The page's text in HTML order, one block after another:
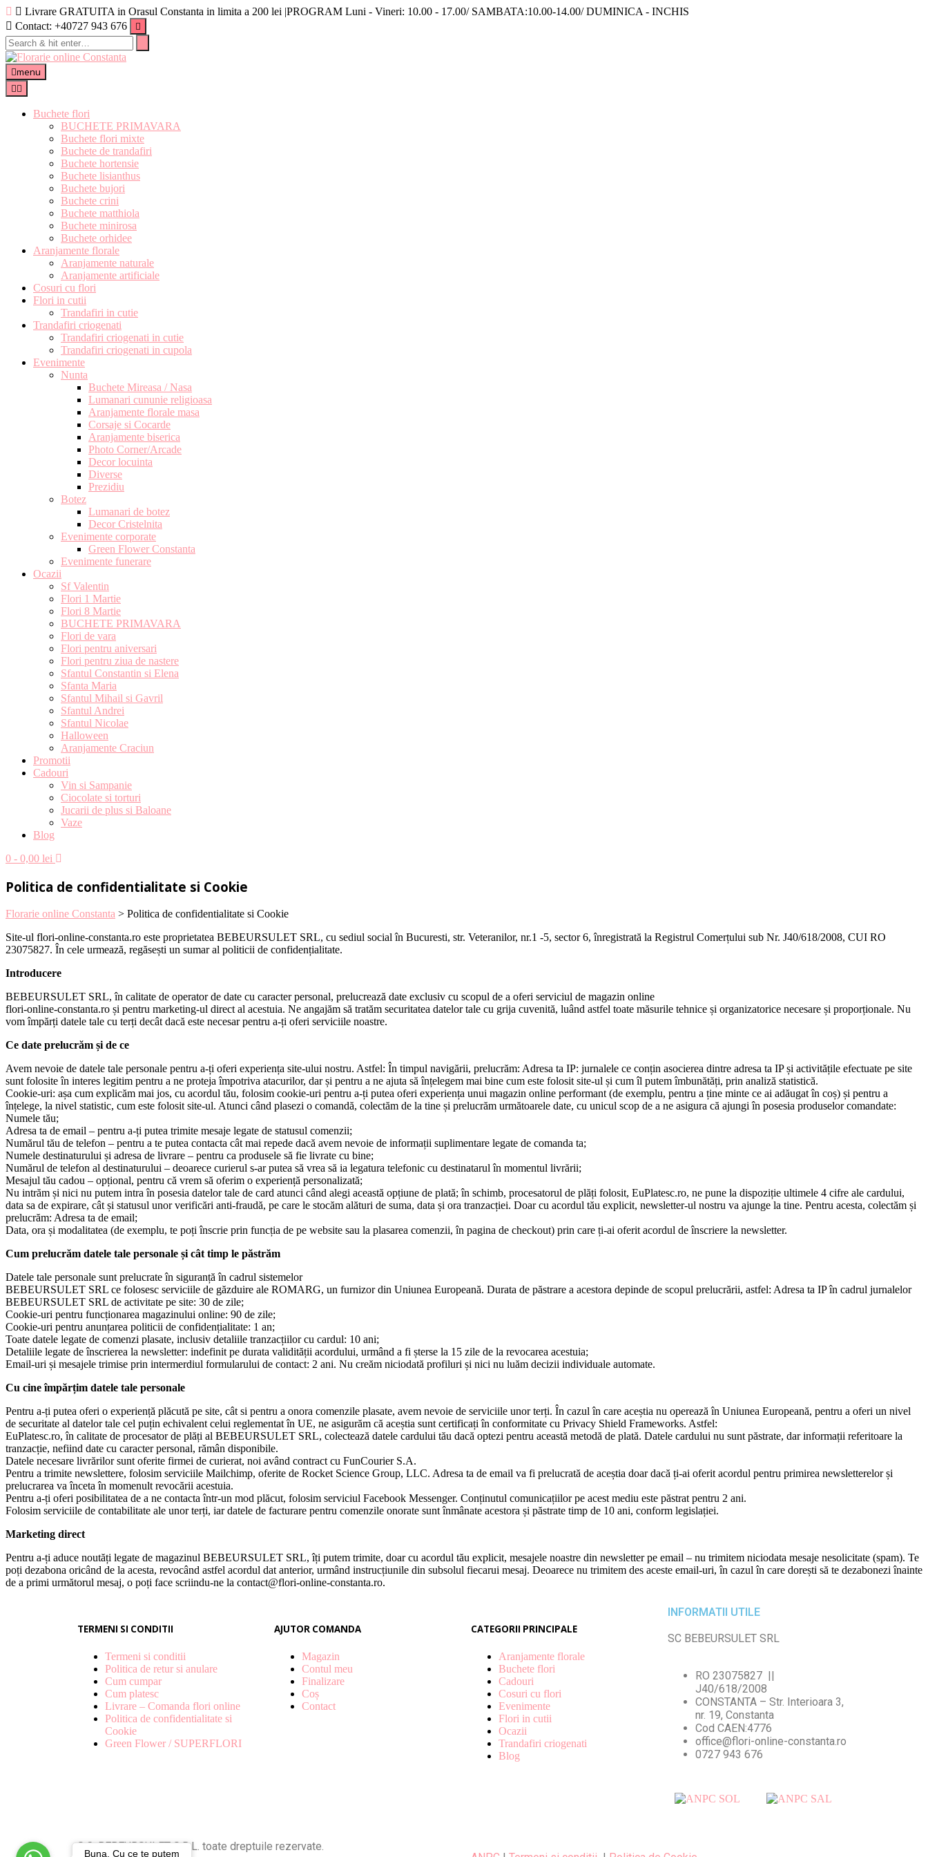
Livrare GRATUITA in Orasul Constanta in limita a 200 lei |PROGRAM Luni - Vineri: 10.00 - 17.00/ SAMBATA:10.00-14.00/ DUMINICA - INCHIS
Contact: +40727 943 676
menu
Buchete flori
BUCHETE PRIMAVARA
Buchete flori mixte
Buchete de trandafiri
Buchete hortensie
Buchete lisianthus
Buchete bujori
Buchete crini
Buchete matthiola
Buchete minirosa
Buchete orhidee
Aranjamente florale
Aranjamente naturale
Aranjamente artificiale
Cosuri cu flori
Flori in cutii
Trandafiri in cutie
Trandafiri criogenati
Trandafiri criogenati in cutie
Trandafiri criogenati in cupola
Evenimente
Nunta
Buchete Mireasa / Nasa
Lumanari cununie religioasa
Aranjamente florale masa
Corsaje si Cocarde
Aranjamente biserica
Photo Corner/Arcade
Decor locuinta
Diverse
Prezidiu
Botez
Lumanari de botez
Decor Cristelnita
Evenimente corporate
Green Flower Constanta
Evenimente funerare
Ocazii
Sf Valentin
Flori 1 Martie
Flori 8 Martie
BUCHETE PRIMAVARA
Flori de vara
Flori pentru aniversari
Flori pentru ziua de nastere
Sfantul Constantin si Elena
Sfanta Maria
Sfantul Mihail si Gavril
Sfantul Andrei
Sfantul Nicolae
Halloween
Aranjamente Craciun
Promotii
Cadouri
Vin si Sampanie
Ciocolate si torturi
Jucarii de plus si Baloane
Vaze
Blog
0 - 0,00 lei
Politica de confidentialitate si Cookie
Florarie online Constanta > Politica de confidentialitate si Cookie
Site-ul flori-online-constanta.ro este proprietatea BEBEURSULET SRL, cu sediul social în Bucuresti, str. Veteranilor, nr.1 -5, sector 6, înregistrată la Registrul Comerțului sub Nr. J40/618/2008, CUI RO
23075827. În cele urmează, regăsești un sumar al politicii de confidențialitate.
Introducere
BEBEURSULET SRL, în calitate de operator de date cu caracter personal, prelucrează date exclusiv cu scopul de a oferi serviciul de magazin online
flori-online-constanta.ro și pentru marketing-ul direct al acestuia. Ne angajăm să tratăm securitatea datelor tale cu grija cuvenită, luând astfel toate măsurile tehnice și organizatorice necesare și proporționale. Nu
vom împărți datele tale cu terți decât dacă este necesar pentru a-ți oferi serviciile noastre.
Ce date prelucrăm și de ce
Avem nevoie de datele tale personale pentru a-ți oferi experiența site-ului nostru. Astfel: În timpul navigării, prelucrăm: Adresa ta IP: jurnalele ce conțin asocierea dintre adresa ta IP și activitățile efectuate pe site
sunt folosite în interes legitim pentru a ne proteja împotriva atacurilor, dar și pentru a ne ajuta să înțelegem mai bine cum este folosit site-ul și cum îl putem îmbunătăți, prin analiză statistică.
Cookie-uri: așa cum explicăm mai jos, cu acordul tău, folosim cookie-uri pentru a-ți putea oferi experiența unui magazin online performant (de exemplu, pentru a ține minte ce ai adăugat în coș) și pentru a
înțelege, la nivel statistic, cum este folosit site-ul. Atunci când plasezi o comandă, colectăm de la tine și prelucrăm următoarele date, cu unicul scop de a ne asigura că ajungi în posesia produselor comandate:
Numele tău;
Adresa ta de email – pentru a-ți putea trimite mesaje legate de statusul comenzii;
Numărul tău de telefon – pentru a te putea contacta cât mai repede dacă avem nevoie de informații suplimentare legate de comanda ta;
Numele destinaturului și adresa de livrare – pentru ca produsele să fie livrate cu bine;
Numărul de telefon al destinaturului – deoarece curierul s-ar putea să vrea să ia legatura telefonic cu destinatarul în momentul livrării;
Mesajul tău cadou – opțional, pentru că vrem să oferim o experiență personalizată;
Nu intrăm și nici nu putem intra în posesia datelor tale de card atunci când alegi această opțiune de plată; în schimb, procesatorul de plăți folosit, EuPlatesc.ro, ne pune la dispoziție ultimele 4 cifre ale cardului,
data sa de expirare, cât și statusul unor verificări anti-fraudă, pe care le stocăm alături de suma, data și ora tranzacției. Doar cu acordul tău explicit, newsletter-ul nostru va ajunge la tine. Pentru acesta, colectăm și
prelucrăm: Adresa ta de email;
Data, ora și modalitatea (de exemplu, te poți înscrie prin funcția de pe website sau la plasarea comenzii, în pagina de checkout) prin care ți-ai oferit acordul de înscriere la newsletter.
Cum prelucrăm datele tale personale și cât timp le păstrăm
Datele tale personale sunt prelucrate în siguranță în cadrul sistemelor
BEBEURSULET SRL ce folosesc serviciile de găzduire ale ROMARG, un furnizor din Uniunea Europeană. Durata de păstrare a acestora depinde de scopul prelucrării, astfel: Adresa ta IP în cadrul jurnalelor
BEBEURSULET SRL de activitate pe site: 30 de zile;
Cookie-uri pentru funcționarea magazinului online: 90 de zile;
Cookie-uri pentru anunțarea politicii de confidențialitate: 1 an;
Toate datele legate de comenzi plasate, inclusiv detaliile tranzacțiilor cu cardul: 10 ani;
Detaliile legate de înscrierea la newsletter: indefinit pe durata validității acordului, urmând a fi șterse la 15 zile de la revocarea acestuia;
Email-uri și mesajele trimise prin intermerdiul formularului de contact: 2 ani. Nu creăm niciodată profiluri și nici nu luăm decizii individuale automate.
Cu cine împărțim datele tale personale
Pentru a-ți putea oferi o experiență plăcută pe site, cât si pentru a onora comenzile plasate, avem nevoie de serviciile unor terți. În cazul în care aceștia nu operează în Uniunea Europeană, pentru a oferi un nivel
de securitate al datelor tale cel puțin echivalent celui reglementat în UE, ne asigurăm că aceștia sunt certificați în conformitate cu Privacy Shield Frameworks. Astfel:
EuPlatesc.ro, în calitate de procesator de plăți al BEBEURSULET SRL, colectează datele cardului tău dacă optezi pentru această metodă de plată. Datele cardului nu sunt păstrate, dar informații referitoare la
tranzacție, nefiind date cu caracter personal, rămân disponibile.
Datele necesare livrărilor sunt oferite firmei de curierat, noi având contract cu FunCourier S.A.
Pentru a trimite newslettere, folosim serviciile Mailchimp, oferite de Rocket Science Group, LLC. Adresa ta de email va fi prelucrată de aceștia doar dacă ți-ai oferit acordul pentru primirea newsletterelor și
prelucrarea va înceta în momenult revocării acestuia.
Pentru a-ți oferi posibilitatea de a ne contacta într-un mod plăcut, folosim serviciul Facebook Messenger. Conținutul comunicațiilor pe acest mediu este păstrat pentru 2 ani.
Folosim serviciile de contabilitate ale unor terți, iar datele de facturare pentru comenzile onorate sunt înmânate acestora și păstrate timp de 10 ani, conform legislației.
Marketing direct
Pentru a-ți aduce noutăți legate de magazinul BEBEURSULET SRL, îți putem trimite, doar cu acordul tău explicit, mesajele noastre din newsletter pe email – nu trimitem niciodata mesaje nesolicitate (spam). Te
poți dezabona oricând de la acesta, revocând astfel acordul dat anterior, urmând instrucțiunile din subsolul fiecarui mesaj. Deoarece nu trimitem des aceste email-uri, în cazul în care dorești să te dezabonezi înainte
de a primi următorul mesaj, o poți face scriindu-ne la contact@flori-online-constanta.ro.
TERMENI SI CONDITII
Termeni si conditii
Politica de retur si anulare
Cum cumpar
Cum platesc
Livrare – Comanda flori online
Politica de confidentialitate si
Cookie
Green Flower / SUPERFLORI
AJUTOR COMANDA
Magazin
Contul meu
Finalizare
Coș
Contact
CATEGORII PRINCIPALE
Aranjamente florale
Buchete flori
Cadouri
Cosuri cu flori
Evenimente
Flori in cutii
Ocazii
Trandafiri criogenati
Blog
INFORMATII UTILE
SC BEBEURSULET SRL
RO 23075827 ||
J40/618/2008
CONSTANTA – Str. Interioara 3,
nr. 19, Constanta
Cod CAEN:4776
office@flori-online-constanta.ro
0727 943 676
S.C. BEBEURSULET S.R.L. toate dreptuile rezervate.
Buna. Cu ce te putem